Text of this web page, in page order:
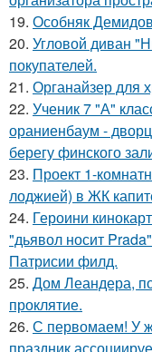
19. Особняк
20. Угловой диван
покупателей.
21. Органайзер для
22. Ученик 7 "А"
ораниенбаум -
берегу финского
23. Проект 1-
лоджией) в ЖК
24. Героини
"дьявол носит
Патрисии филд.
25. Дом Леандера,
проклятие.
26. С первомаем! У